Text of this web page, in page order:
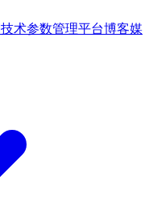
技术参数管理平台博客媒